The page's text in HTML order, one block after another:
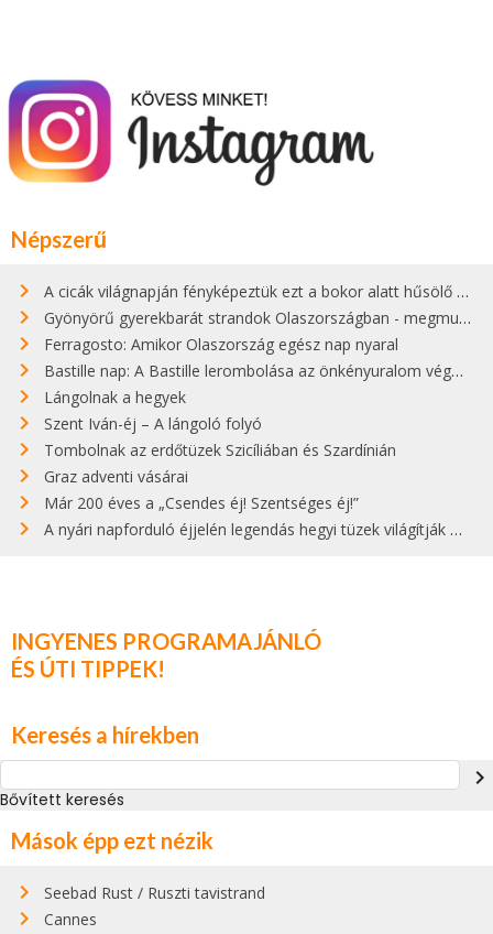
Népszerű
A cicák világnapján fényképeztük ezt a bokor alatt hűsölő cicát Kisorosziban
Gyönyörű gyerekbarát strandok Olaszországban - megmutatjuk a 15 legjobbat
Ferragosto: Amikor Olaszország egész nap nyaral
Bastille nap: A Bastille lerombolása az önkényuralom végét jelentette
Lángolnak a hegyek
Szent Iván-éj – A lángoló folyó
Tombolnak az erdőtüzek Szicíliában és Szardínián
Graz adventi vásárai
Már 200 éves a „Csendes éj! Szentséges éj!”
A nyári napforduló éjjelén legendás hegyi tüzek világítják meg Zugspitzét
INGYENES PROGRAMAJÁNLÓ
ÉS ÚTI TIPPEK!
Keresés a hírekben
navigate_next
Bővített keresés
Mások épp ezt nézik
Seebad Rust / Ruszti tavistrand
Cannes